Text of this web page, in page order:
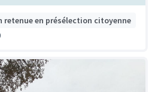
retenue en présélection citoyenne